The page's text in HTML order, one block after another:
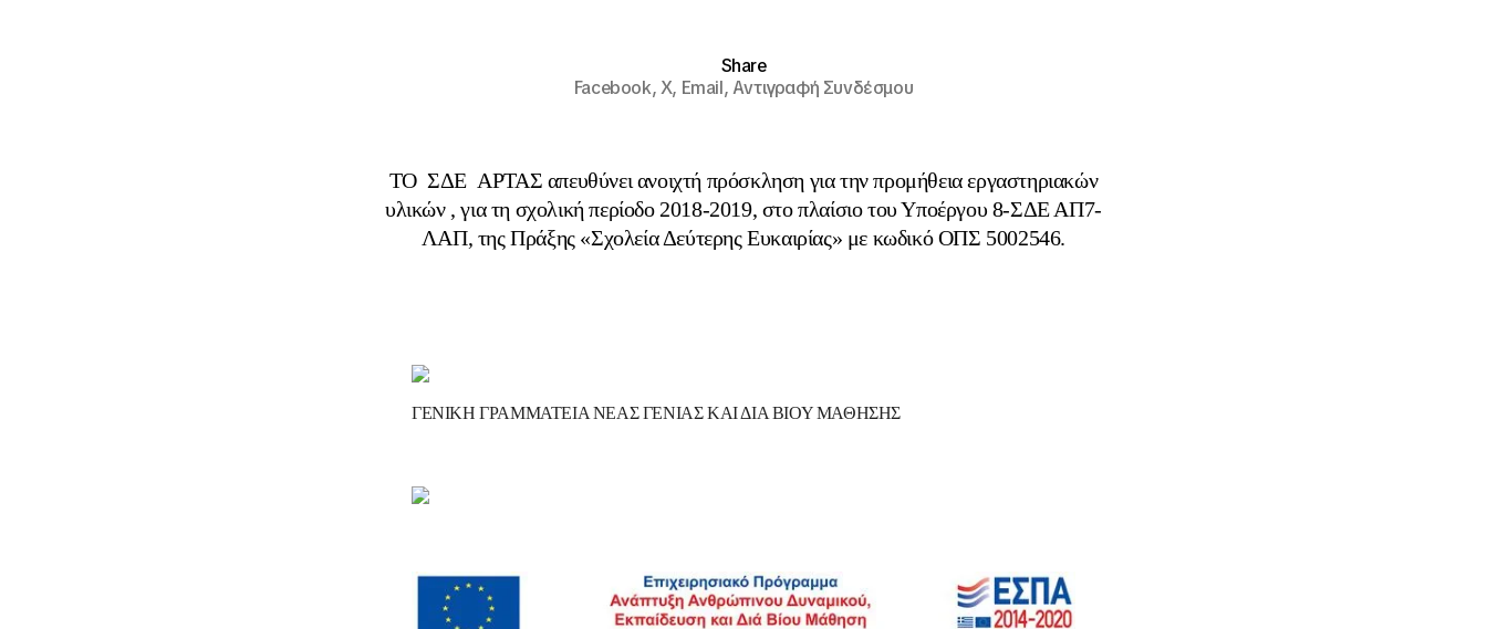
Share
Facebook,X, Email,Αντιγραφή Συνδέσμου
ΤΟ ΣΔΕ ΑΡΤΑΣ απευθύνει ανοιχτή πρόσκληση για την προμήθεια εργαστηριακών
υλικών , για τη σχολική περίοδο 2018-2019, στο πλαίσιο του Υποέργου 8-ΣΔΕ ΑΠ7-
ΛΑΠ, της Πράξης «Σχολεία Δεύτερης Ευκαιρίας» με κωδικό ΟΠΣ 5002546.
ΓΕΝΙΚΗ ΓΡΑΜΜΑΤΕΙΑ ΝΕΑΣ ΓΕΝΙΑΣ ΚΑΙ ΔΙΑ ΒΙΟΥ ΜΑΘΗΣΗΣ